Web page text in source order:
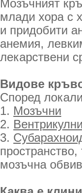
Мозъчният
млади хора с
и придобити
анемия,
лекарствени
Видове
Според
1. Мозъчни
2.
3.
мозъчна